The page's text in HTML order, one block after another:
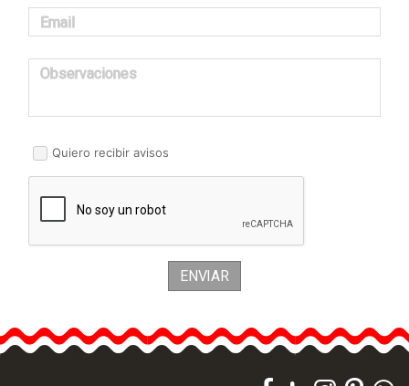
Email
Observaciones
Quiero recibir avisos
ENVIAR